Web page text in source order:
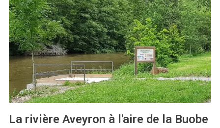
La rivière Aveyron à l'aire de la Buobe